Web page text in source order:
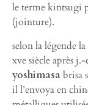
le terme kintsugi
(jointure).
selon la légende
xve siècle après
yoshimasabrisa
il l’envoya en